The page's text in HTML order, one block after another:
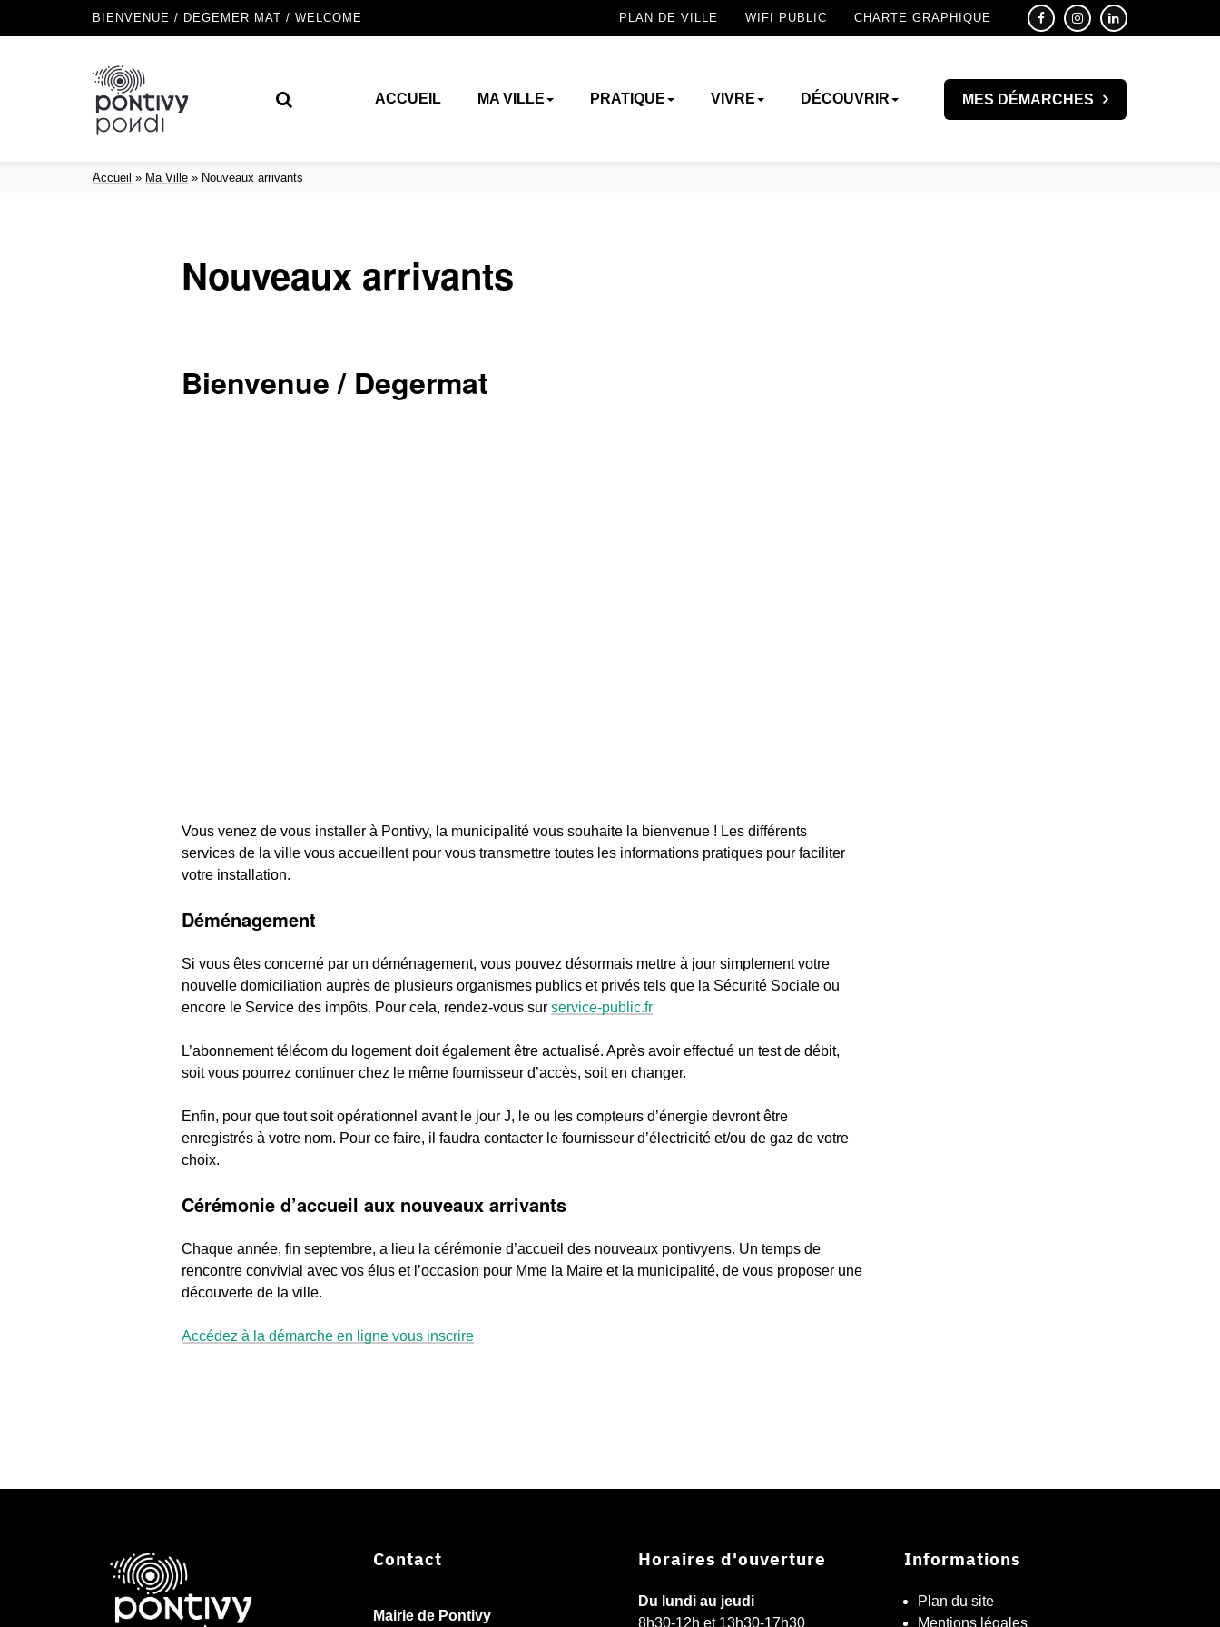
BIENVENUE / DEGEMER MAT / WELCOME PLAN DE VILLE WIFI PUBLIC CHARTE GRAPHIQUE
ACCUEIL MA VILLE PRATIQUE VIVRE DÉCOUVRIR MES DÉMARCHES
Accueil » Ma Ville » Nouveaux arrivants
Nouveaux arrivants
Bienvenue / Degermat
Vous venez de vous installer à Pontivy, la municipalité vous souhaite la bienvenue ! Les différents
services de la ville vous accueillent pour vous transmettre toutes les informations pratiques pour faciliter
votre installation.
Déménagement
Si vous êtes concerné par un déménagement, vous pouvez désormais mettre à jour simplement votre
nouvelle domiciliation auprès de plusieurs organismes publics et privés tels que la Sécurité Sociale ou
encore le Service des impôts. Pour cela, rendez-vous sur service-public.fr
L’abonnement télécom du logement doit également être actualisé. Après avoir effectué un test de débit,
soit vous pourrez continuer chez le même fournisseur d’accès, soit en changer.
Enfin, pour que tout soit opérationnel avant le jour J, le ou les compteurs d’énergie devront être
enregistrés à votre nom. Pour ce faire, il faudra contacter le fournisseur d’électricité et/ou de gaz de votre
choix.
Cérémonie d’accueil aux nouveaux arrivants
Chaque année, fin septembre, a lieu la cérémonie d’accueil des nouveaux pontivyens. Un temps de
rencontre convivial avec vos élus et l’occasion pour Mme la Maire et la municipalité, de vous proposer une
découverte de la ville.
Accédez à la démarche en ligne vous inscrire
Contact
Mairie de Pontivy
Horaires d'ouverture
Du lundi au jeudi
8h30-12h et 13h30-17h30
Informations
Plan du site
Mentions légales